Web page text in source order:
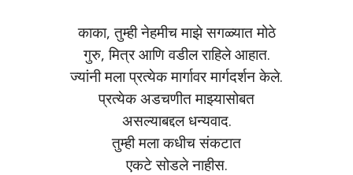
काका, तुम्ही नेहमीच माझे सगळ्यात मोठे
गुरु, मित्र आणि वडील राहिले आहात.
ज्यांनी मला प्रत्येक मार्गावर मार्गदर्शन केले.
प्रत्येक अडचणीत माझ्यासोबत
असल्याबद्दल धन्यवाद.
तुम्ही मला कधीच संकटात
एकटे सोडले नाहीस.